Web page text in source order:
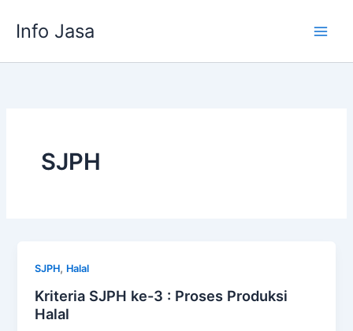
Info Jasa
SJPH
SJPH, Halal
Kriteria SJPH ke-3 : Proses Produksi
Halal